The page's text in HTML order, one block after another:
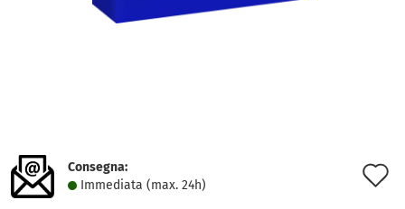
Consegna:
Immediata (max. 24h)